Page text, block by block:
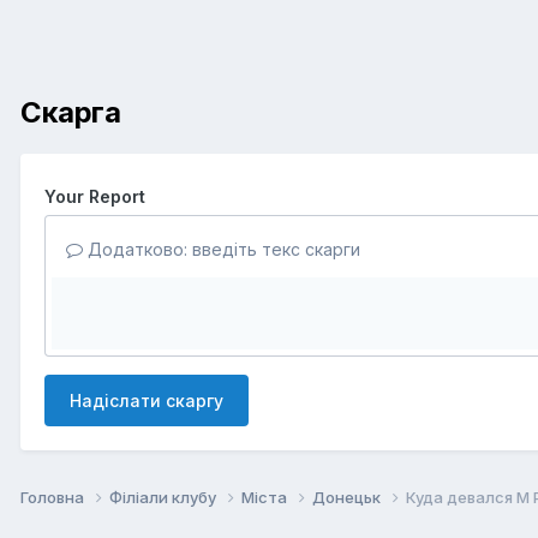
Скарга
Your Report
Додатково: введіть текс скарги
Надіслати скаргу
Головна Філіали клубу Міста Донецьк Куда девался M